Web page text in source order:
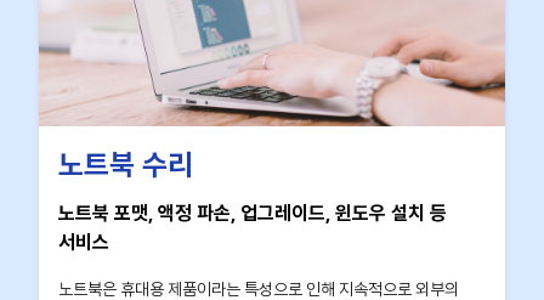
노트북 수리
노트북 포맷, 액정 파손, 업그레이드, 윈도우 설치 등
서비스
노트북은 휴대용 제품이라는 특성으로 인해 지속적으로 외부의